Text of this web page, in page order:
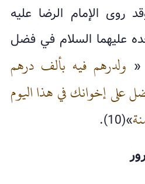
وقد روى الإمام الرضا عليه
عليهما السلام في فضل
« ولدرهم فيه بألف درهم
على إخوانك في هذا اليوم
»(10).